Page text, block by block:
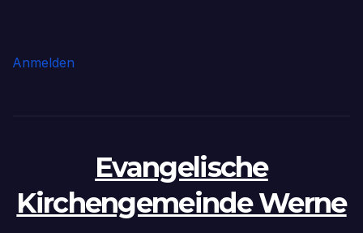
Anmelden
Evangelische
Kirchengemeinde Werne